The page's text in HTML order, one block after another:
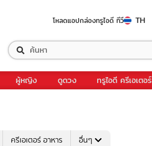
โหลดแอปกล่องทรูไอดี ทีวี TH
ผู้หญิง ดูดวง ทรูไอดี ครีเอเตอร์
ครีเอเตอร์ อาหาร อื่นๆ